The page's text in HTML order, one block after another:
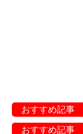
おすすめ記事
おすすめ記事